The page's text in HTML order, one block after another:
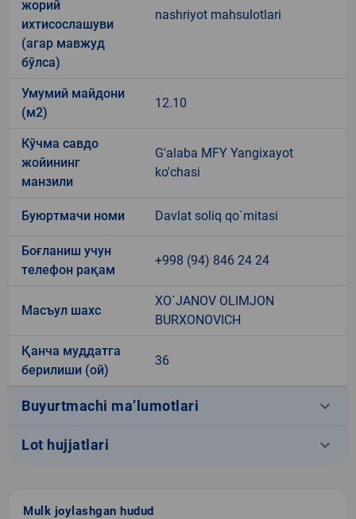
жорий
ихтисослашуви
(агар мавжуд
бўлса)
nashriyot mahsulotlari
Умумий майдони
(м2)
12.10
Кўчма савдо
жойининг
манзили
G'alaba MFY Yangixayot
ko'chasi
Буюртмачи номи Davlat soliq qo`mitasi
Боғланиш учун
телефон рақам
+998 (94) 846 24 24
Масъул шахс
XO`JANOV OLIMJON
BURXONOVICH
Қанча муддатга
берилиши (ой)
36
Buyurtmachi ma’lumotlari keyboard_arrow_down
Lot hujjatlari keyboard_arrow_down
Mulk joylashgan hudud